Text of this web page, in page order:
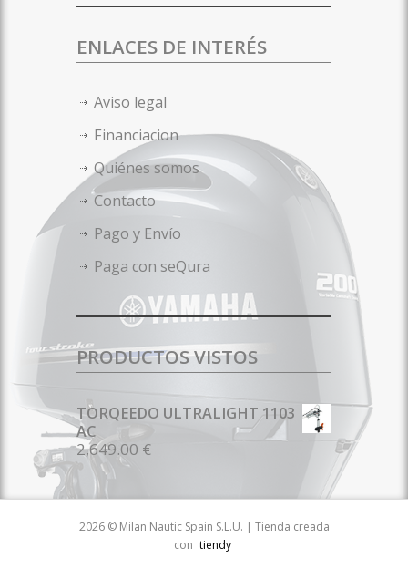
ENLACES DE INTERÉS
Aviso legal
Financiacion
Quiénes somos
Contacto
Pago y Envío
Paga con seQura
PRODUCTOS VISTOS
TORQEEDO ULTRALIGHT 1103
AC
2,649.00 €
2026 © Milan Nautic Spain S.L.U. | Tienda creada
con tiendy